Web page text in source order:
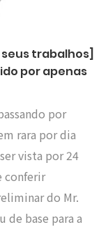
trabalhos]
por apenas
por
rara por dia
vista por 24
conferir
do Mr.
de base para a